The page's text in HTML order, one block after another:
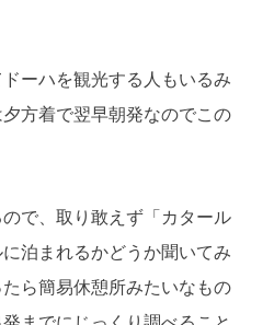
ーハを観光する人もいるみ
方着で翌早朝発なのでこの
で、取り敢えず「カタール
泊まれるかどうか聞いてみ
ら簡易休憩所みたいなもの